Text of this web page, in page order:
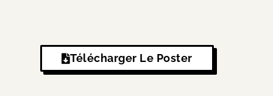
Télécharger Le Poster